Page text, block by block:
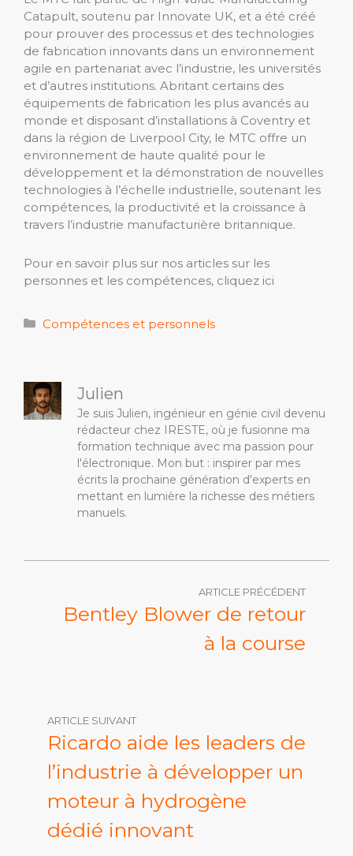
Catapult, soutenu par Innovate UK, et a été créé
pour prouver des processus et des technologies
de fabrication innovants dans un environnement
agile en partenariat avec l’industrie, les universités
et d’autres institutions. Abritant certains des
équipements de fabrication les plus avancés au
monde et disposant d’installations à Coventry et
dans la région de Liverpool City, le MTC offre un
environnement de haute qualité pour le
développement et la démonstration de nouvelles
technologies à l’échelle industrielle, soutenant les
compétences, la productivité et la croissance à
travers l’industrie manufacturière britannique.
Pour en savoir plus sur nos articles sur les
personnes et les compétences, cliquez ici
Catégories
Compétences et personnels
Julien
Je suis Julien, ingénieur en génie civil devenu
rédacteur chez IRESTE, où je fusionne ma
formation technique avec ma passion pour
l'électronique. Mon but : inspirer par mes
écrits la prochaine génération d'experts en
mettant en lumière la richesse des métiers
manuels.
ARTICLE PRÉCÉDENT
Bentley Blower de retour
à la course
ARTICLE SUIVANT
Ricardo aide les leaders de
l’industrie à développer un
moteur à hydrogène
dédié innovant